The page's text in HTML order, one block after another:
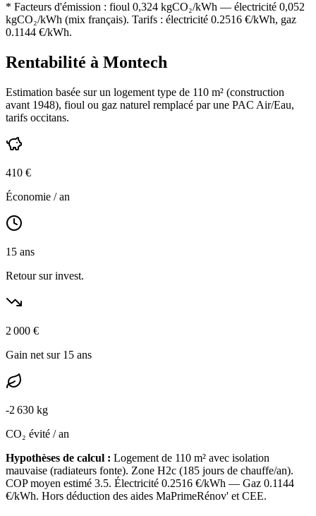
* Facteurs d'émission : fioul 0,324 kgCO₂/kWh — électricité 0,052
kgCO₂/kWh (mix français). Tarifs : électricité 0.2516 €/kWh, gaz
0.1144 €/kWh.
Rentabilité à Montech
Estimation basée sur un logement type de 110 m² (construction
avant 1948), fioul ou gaz naturel remplacé par une PAC Air/Eau,
tarifs occitans.
410 €
Économie / an
15 ans
Retour sur invest.
2 000 €
Gain net sur 15 ans
-2 630 kg
CO₂ évité / an
Hypothèses de calcul : Logement de 110 m² avec isolation
mauvaise (radiateurs fonte). Zone H2c (185 jours de chauffe/an).
COP moyen estimé 3.5. Électricité 0.2516 €/kWh — Gaz 0.1144
€/kWh. Hors déduction des aides MaPrimeRénov' et CEE.